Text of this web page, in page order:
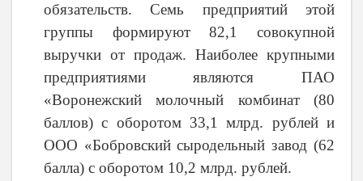
обязательств. Семь предприятий этой
группы формируют 82,1 совокупной
выручки от продаж. Наиболее крупными
предприятиями являются ПАО
«Воронежский молочный комбинат (80
баллов) с оборотом 33,1 млрд. рублей и
ООО «Бобровский сыродельный завод (62
балла) с оборотом 10,2 млрд. рублей.